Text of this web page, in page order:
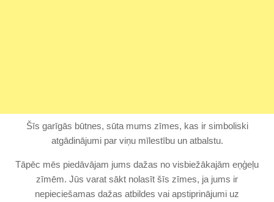
Šīs garīgās būtnes, sūta mums zīmes, kas ir simboliski
atgādinājumi par viņu mīlestību un atbalstu.
Tāpēc mēs piedāvājam jums dažas no visbiežākajām eņģeļu
zīmēm. Jūs varat sākt nolasīt šīs zīmes, ja jums ir
nepieciešamas dažas atbildes vai apstiprinājumi uz